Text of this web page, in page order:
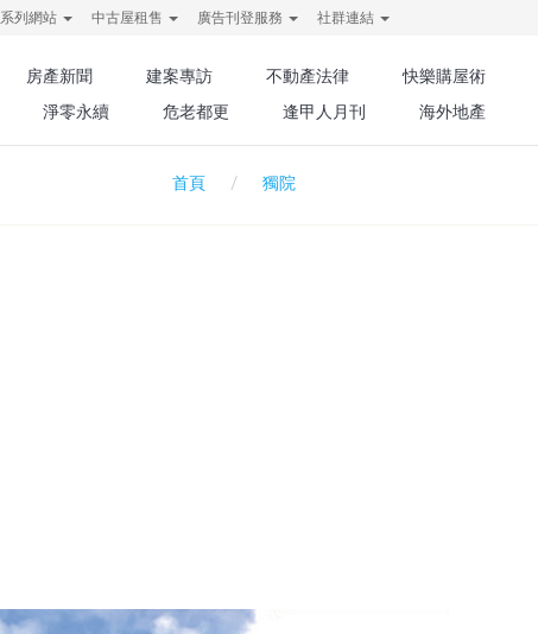
系列網站 中古屋租售 廣告刊登服務 社群連結
房產新聞 建案專訪 不動產法律 快樂購屋術
淨零永續 危老都更 逢甲人月刊 海外地產
首頁 獨院